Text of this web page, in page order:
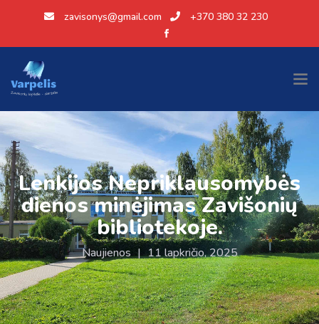
zavisonys@gmail.com +370 380 32 230
Lenkijos Nepriklausomybės
dienos minėjimas Zavišonių
bibliotekoje.
Naujienos | 11 lapkričio, 2025